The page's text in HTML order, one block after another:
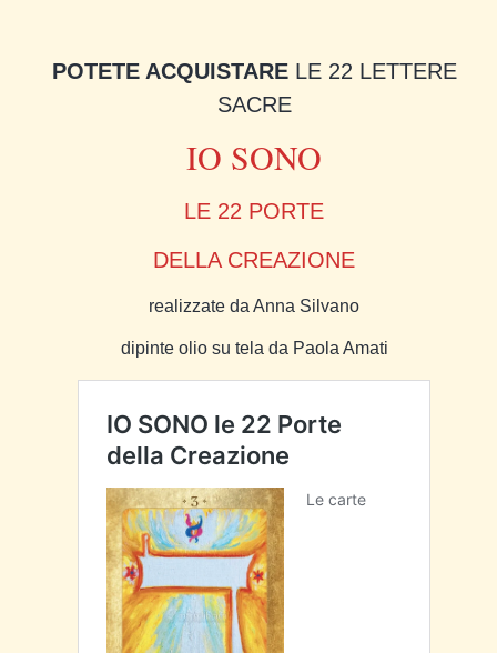
POTETE ACQUISTARELE 22 LETTERE
SACRE
IO SONO
LE 22 PORTE
DELLA CREAZIONE
realizzate da Anna Silvano
dipinte olio su tela da Paola Amati